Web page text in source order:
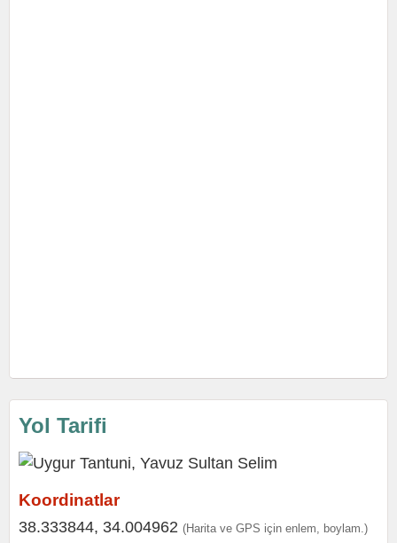
Yol Tarifi
Koordinatlar
38.333844, 34.004962 (Harita ve GPS için enlem, boylam.)